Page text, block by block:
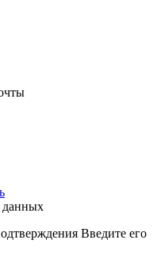
данных
Введите его